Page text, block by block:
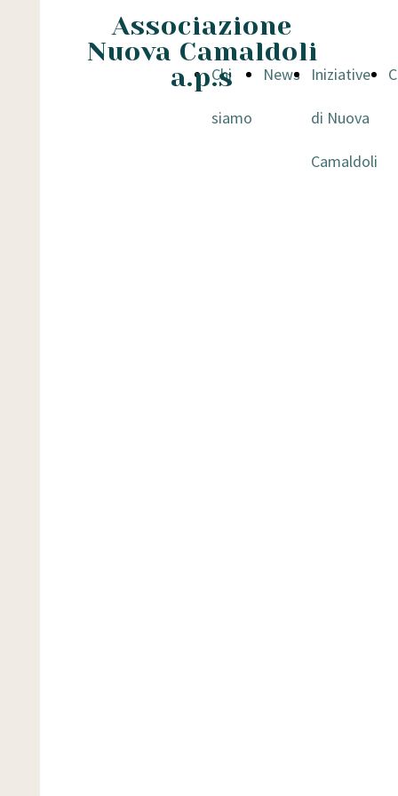
Associazione
Nuova Camaldoli
a.p.s
Chi
siamo
News Iniziative
di Nuova
Camaldoli